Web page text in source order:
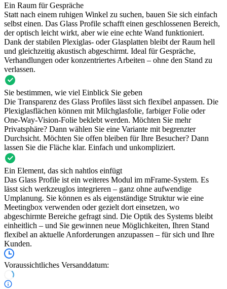
Ein Raum für Gespräche
Statt nach einem ruhigen Winkel zu suchen, bauen Sie sich einfach
selbst einen. Das Glass Profile schafft einen geschlossenen Bereich,
der optisch leicht wirkt, aber wie eine echte Wand funktioniert.
Dank der stabilen Plexiglas- oder Glasplatten bleibt der Raum hell
und gleichzeitig akustisch abgeschirmt. Ideal für Gespräche,
Verhandlungen oder konzentriertes Arbeiten – ohne den Stand zu
verlassen.
Sie bestimmen, wie viel Einblick Sie geben
Die Transparenz des Glass Profiles lässt sich flexibel anpassen. Die
Plexiglasflächen können mit Milchglasfolie, farbiger Folie oder
One-Way-Vision-Folie beklebt werden. Möchten Sie mehr
Privatsphäre? Dann wählen Sie eine Variante mit begrenzter
Durchsicht. Möchten Sie offen bleiben für Ihre Besucher? Dann
lassen Sie die Fläche klar. Einfach und unkompliziert.
Ein Element, das sich nahtlos einfügt
Das Glass Profile ist ein weiteres Modul im mFrame-System. Es
lässt sich werkzeuglos integrieren – ganz ohne aufwendige
Umplanung. Sie können es als eigenständige Struktur wie eine
Meetingbox verwenden oder gezielt dort einsetzen, wo
abgeschirmte Bereiche gefragt sind. Die Optik des Systems bleibt
einheitlich – und Sie gewinnen neue Möglichkeiten, Ihren Stand
flexibel an aktuelle Anforderungen anzupassen – für sich und Ihre
Kunden.
Voraussichtliches Versanddatum: